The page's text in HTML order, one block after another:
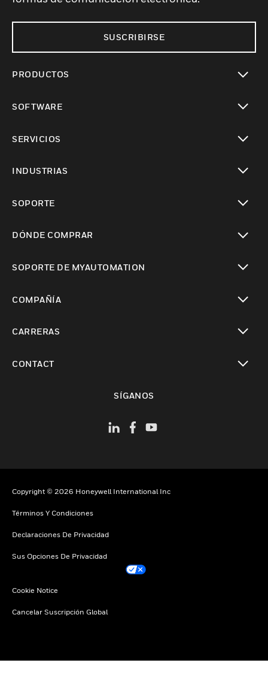
SUSCRIBIRSE
PRODUCTOS
SOFTWARE
SERVICIOS
INDUSTRIAS
SOPORTE
DÓNDE COMPRAR
SOPORTE DE MYAUTOMATION
COMPAÑÍA
CARRERAS
CONTACT
SÍGANOS
Copyright © 2026 Honeywell International Inc
Términos Y Condiciones
Declaraciones De Privacidad
Sus Opciones De Privacidad
Cookie Notice
Cancelar Suscripción Global